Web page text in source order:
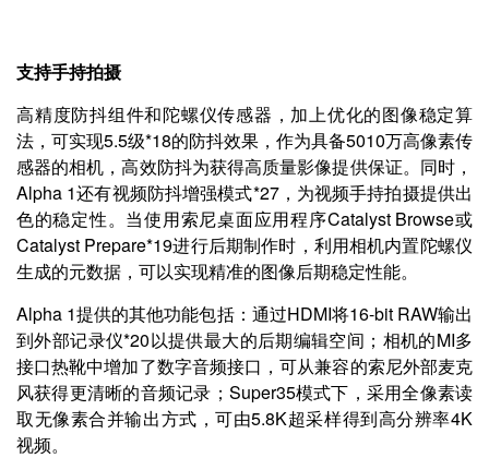
支持手持拍摄
高精度防抖组件和陀螺仪传感器，加上优化的图像稳定算
法，可实现5.5级*18的防抖效果，作为具备5010万高像素传
感器的相机，高效防抖为获得高质量影像提供保证。同时，
Alpha 1还有视频防抖增强模式*27，为视频手持拍摄提供出
色的稳定性。当使用索尼桌面应用程序Catalyst Browse或
Catalyst Prepare*19进行后期制作时，利用相机内置陀螺仪
生成的元数据，可以实现精准的图像后期稳定性能。
Alpha 1提供的其他功能包括：通过HDMI将16-bit RAW输出
到外部记录仪*20以提供最大的后期编辑空间；相机的MI多
接口热靴中增加了数字音频接口，可从兼容的索尼外部麦克
风获得更清晰的音频记录；Super35模式下，采用全像素读
取无像素合并输出方式，可由5.8K超采样得到高分辨率4K
视频。